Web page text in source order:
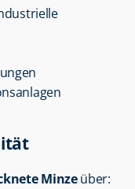
Minze über: